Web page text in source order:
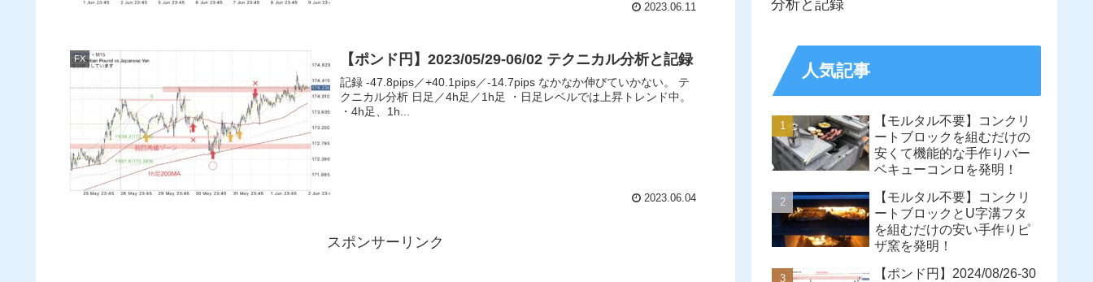
2023.06.11
FX 【ポンド円】2023/05/29-06/02 テクニカル分析と記録
記録 -47.8pips／+40.1pips／-14.7pips なかなか伸びていかない。 テ
クニカル分析 日足／4h足／1h足 ・日足レベルでは上昇トレンド中。
・4h足、1h...
2023.06.04
スポンサーリンク
分析と記録
人気記事
【モルタル不要】コンクリ
ートブロックを組むだけの
安くて機能的な手作りバー
ベキューコンロを発明！
【モルタル不要】コンクリ
ートブロックとU字溝フタ
を組むだけの安い手作りピ
ザ窯を発明！
【ポンド円】2024/08/26-30